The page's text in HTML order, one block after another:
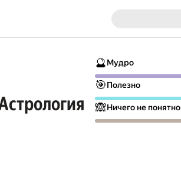
🔮Мудро
🎯Полезно
🙈Ничего не понятно